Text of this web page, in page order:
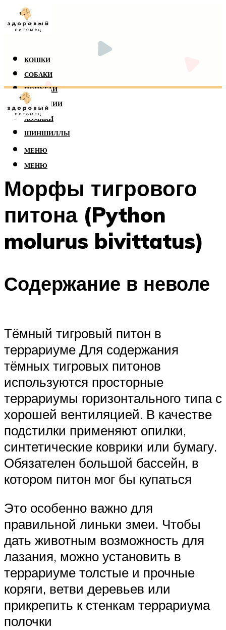
КОШКИ
СОБАКИ
ПОПУГАИ
РЕПТИЛИИ
ХОМЯКИ
ШИНШИЛЛЫ
МЕНЮ
МЕНЮ
Морфы тигрового
питона (Python
molurus bivittatus)
Содержание в неволе
Тёмный тигровый питон в
террариуме Для содержания
тёмных тигровых питонов
используются просторные
террариумы горизонтального типа с
хорошей вентиляцией. В качестве
подстилки применяют опилки,
синтетические коврики или бумагу.
Обязателен большой бассейн, в
котором питон мог бы купаться
Это особенно важно для
правильной линьки змеи. Чтобы
дать животным возможность для
лазания, можно установить в
террариуме толстые и прочные
коряги, ветви деревьев или
прикрепить к стенкам террариума
полочки